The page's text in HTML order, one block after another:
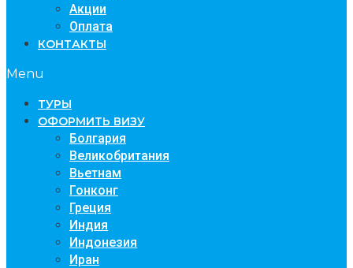
Акции
Оплата
КОНТАКТЫ
Menu
TУРЫ
ОФОРМИТЬ ВИЗУ
Болгария
Великобритания
Вьетнам
Гонконг
Греция
Индия
Индонезия
Иран